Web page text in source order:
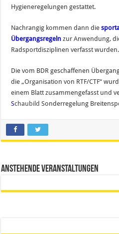
Hygieneregelungen gestattet.
Nachrangig kommen dann die
Übergangsregeln zur Anwendung,
Radsportdisziplinen verfasst wurden.
Die vom BDR geschaffenen
die „Organisation von RTF/CTF“
einem Blatt zusammengefasst und
Schaubild Sonderregelung
Anstehende Veranstaltungen